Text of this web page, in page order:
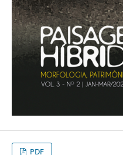
PDF